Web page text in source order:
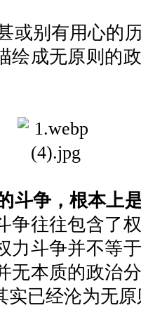
或别有用心的
绘成无原则的
斗争，根本上
争往往包含了
力斗争并不等
无本质的政治
实已经沦为无